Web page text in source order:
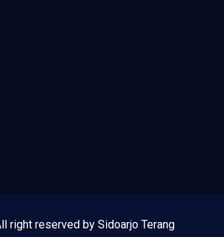
right reserved by Sidoarjo Terang